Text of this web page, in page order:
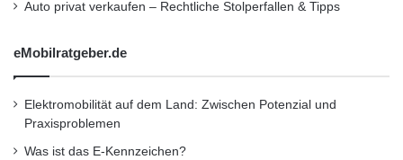
motorisierte Zweiradpilot naturgemäß im Blut.
Aus Eigenschutz gehört die Prüfung der
lichttechnischen Anlage am Motorrad schon
allein daher zu den Kontrollpunkten vorm
Saisonstart. Zuvor wurden dazu die Batterie in
Auto privat verkaufen – Rechtliche Stolperfallen & Tipps
eMobilratgeber.de
Elektromobilität auf dem Land: Zwischen Potenzial und
Praxisproblemen
Was ist das E-Kennzeichen?